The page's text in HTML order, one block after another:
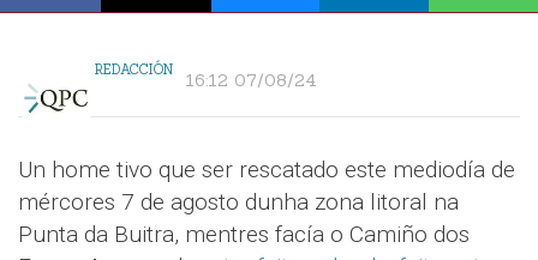
REDACCIÓN 16:12 07/08/24
Un home tivo que ser rescatado este mediodía de
mércores 7 de agosto dunha zona litoral na
Punta da Buitra, mentres facía o Camiño dos